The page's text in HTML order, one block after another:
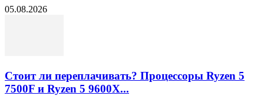
05.08.2026
Стоит ли переплачивать? Процессоры Ryzen 5
7500F и Ryzen 5 9600X...